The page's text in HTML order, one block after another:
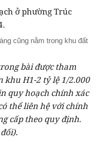
cũng nằm trong khu đất
bài được tham
khu H1-2 tỷ lệ 1/2.000
quy hoạch chính xác
thể liên hệ với chính
cấp theo quy định.